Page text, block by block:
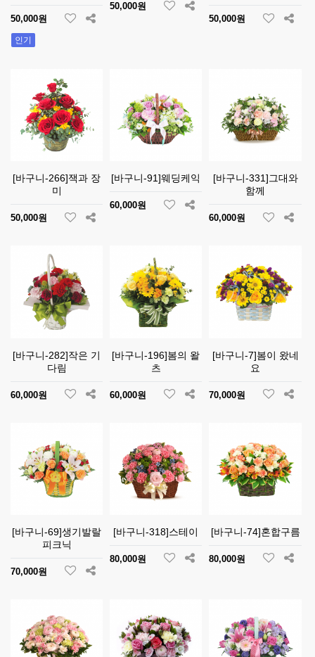
50,000원
인기
50,000원
50,000원
[바구니-266]잭과 장
미
50,000원
[바구니-91]웨딩케익
60,000원
[바구니-331]그대와
함께
60,000원
[바구니-282]작은 기
다림
60,000원
[바구니-196]봄의 왈
츠
60,000원
[바구니-7]봄이 왔네
요
70,000원
[바구니-69]생기발랄
피크닉
70,000원
[바구니-318]스테이
80,000원
[바구니-74]혼합구름
80,000원